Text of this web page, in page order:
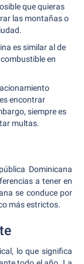
que quieras
las montañas o
es similar al de
en
encontrar
siempre es
multas.
Dominicana
a tener en
se conduce por
más estrictos.
lo que significa